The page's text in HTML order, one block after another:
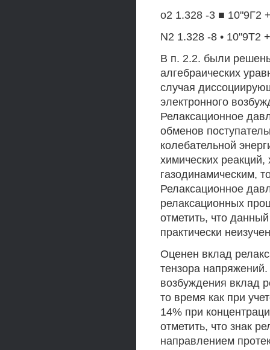
о2 1.328 -3 ■ 10"9Г2
N2 1.328 -8 • 10"9Т2
В п. 2.2. были
алгебраических
случая
электронного
Релаксационное
обменов
колебательной
химических реакций,
газодинамическим,
Релаксационное
релаксационных
отметить, что
практически
Оценен вклад
тензора напряжений.
возбуждения вклад
то время как при
14% при
отметить, что знак
направлением